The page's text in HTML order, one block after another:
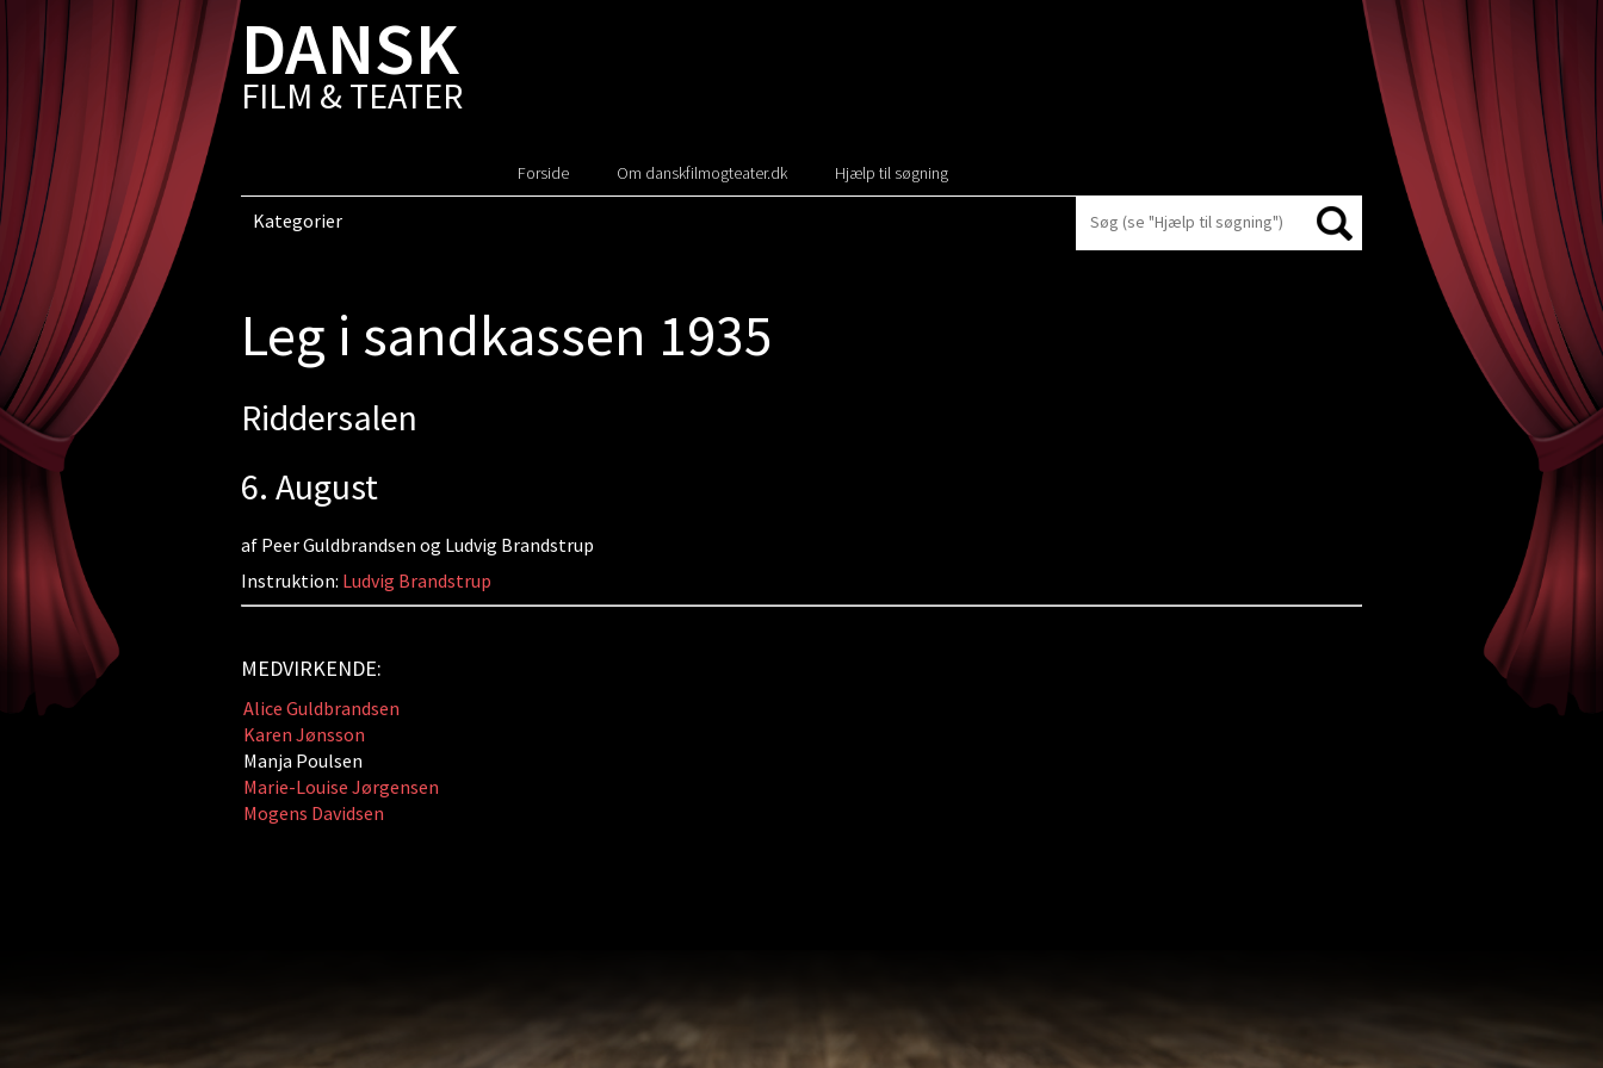
DANSK
FILM & TEATER
Forside Om danskfilmogteater.dk Hjælp til søgning
Kategorier
Leg i sandkassen 1935
Riddersalen
6. August
af Peer Guldbrandsen og Ludvig Brandstrup
Instruktion: Ludvig Brandstrup
MEDVIRKENDE:
Alice Guldbrandsen
Karen Jønsson
Manja Poulsen
Marie-Louise Jørgensen
Mogens Davidsen